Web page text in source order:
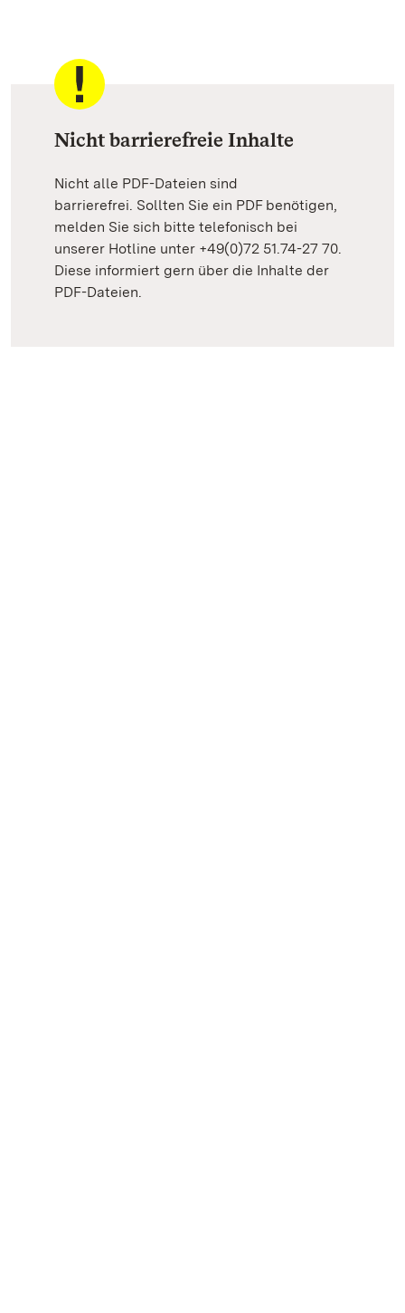
Nicht barrierefreie Inhalte
Nicht alle PDF-Dateien sind
barrierefrei. Sollten Sie ein PDF benötigen,
melden Sie sich bitte telefonisch bei
unserer Hotline unter +49(0)72 51.74-27 70.
Diese informiert gern über die Inhalte der
PDF-Dateien.